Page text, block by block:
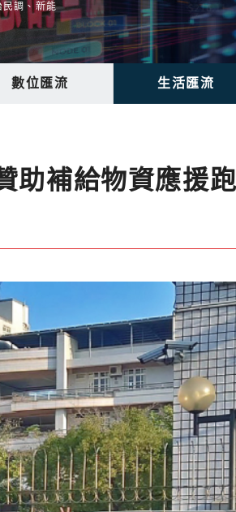
民調、新能
數位匯流 生活匯流
助補給物資應援